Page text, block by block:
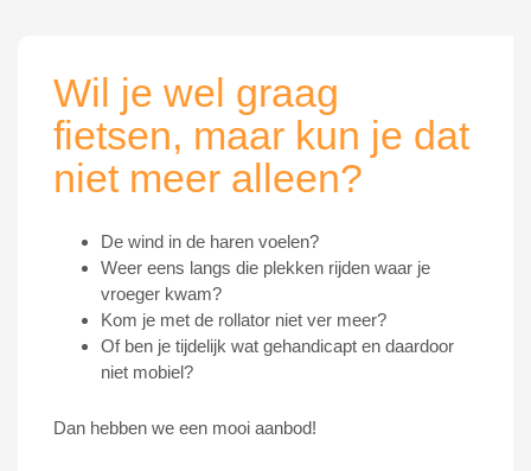
Wil je wel graag
fietsen, maar kun je dat
niet meer alleen?
De wind in de haren voelen?
Weer eens langs die plekken rijden waar je
vroeger kwam?
Kom je met de rollator niet ver meer?
Of ben je tijdelijk wat gehandicapt en daardoor
niet mobiel?
Dan hebben we een mooi aanbod!